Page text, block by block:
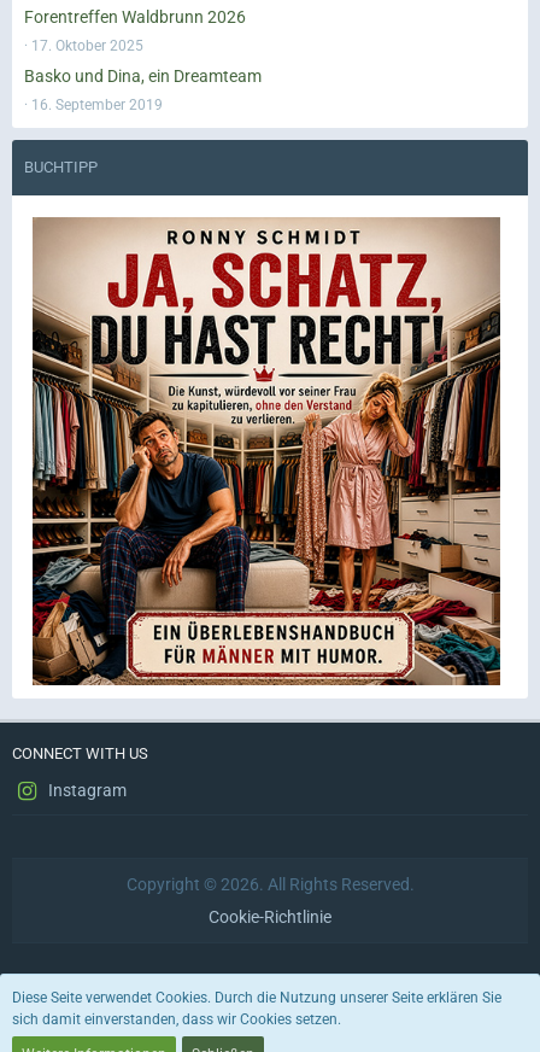
Forentreffen Waldbrunn 2026
17. Oktober 2025
Basko und Dina, ein Dreamteam
16. September 2019
BUCHTIPP
CONNECT WITH US
Instagram
Copyright © 2026. All Rights Reserved.
Cookie-Richtlinie
Datenschutzerklärung Impressum Nutzungsbedingungen
Stil von:
Diese Seite verwendet Cookies. Durch die Nutzung unserer Seite erklären Sie
sich damit einverstanden, dass wir Cookies setzen.